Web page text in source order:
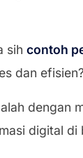
sih contoh
dan efisien?
dengan
digital di